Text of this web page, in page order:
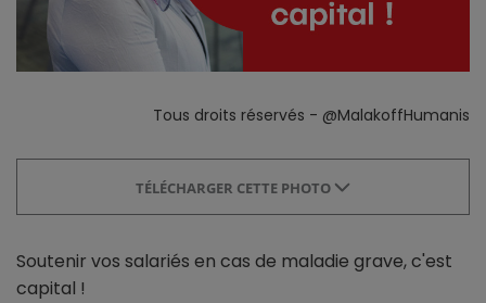
Tous droits réservés - @MalakoffHumanis
TÉLÉCHARGER CETTE PHOTO
Soutenir vos salariés en cas de maladie grave, c'est
capital !